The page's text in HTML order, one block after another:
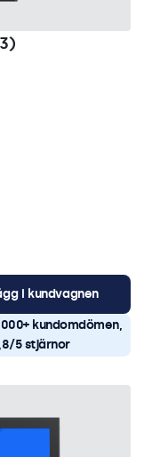
i kundvagnen
000+ kundomdömen,
5 stjärnor